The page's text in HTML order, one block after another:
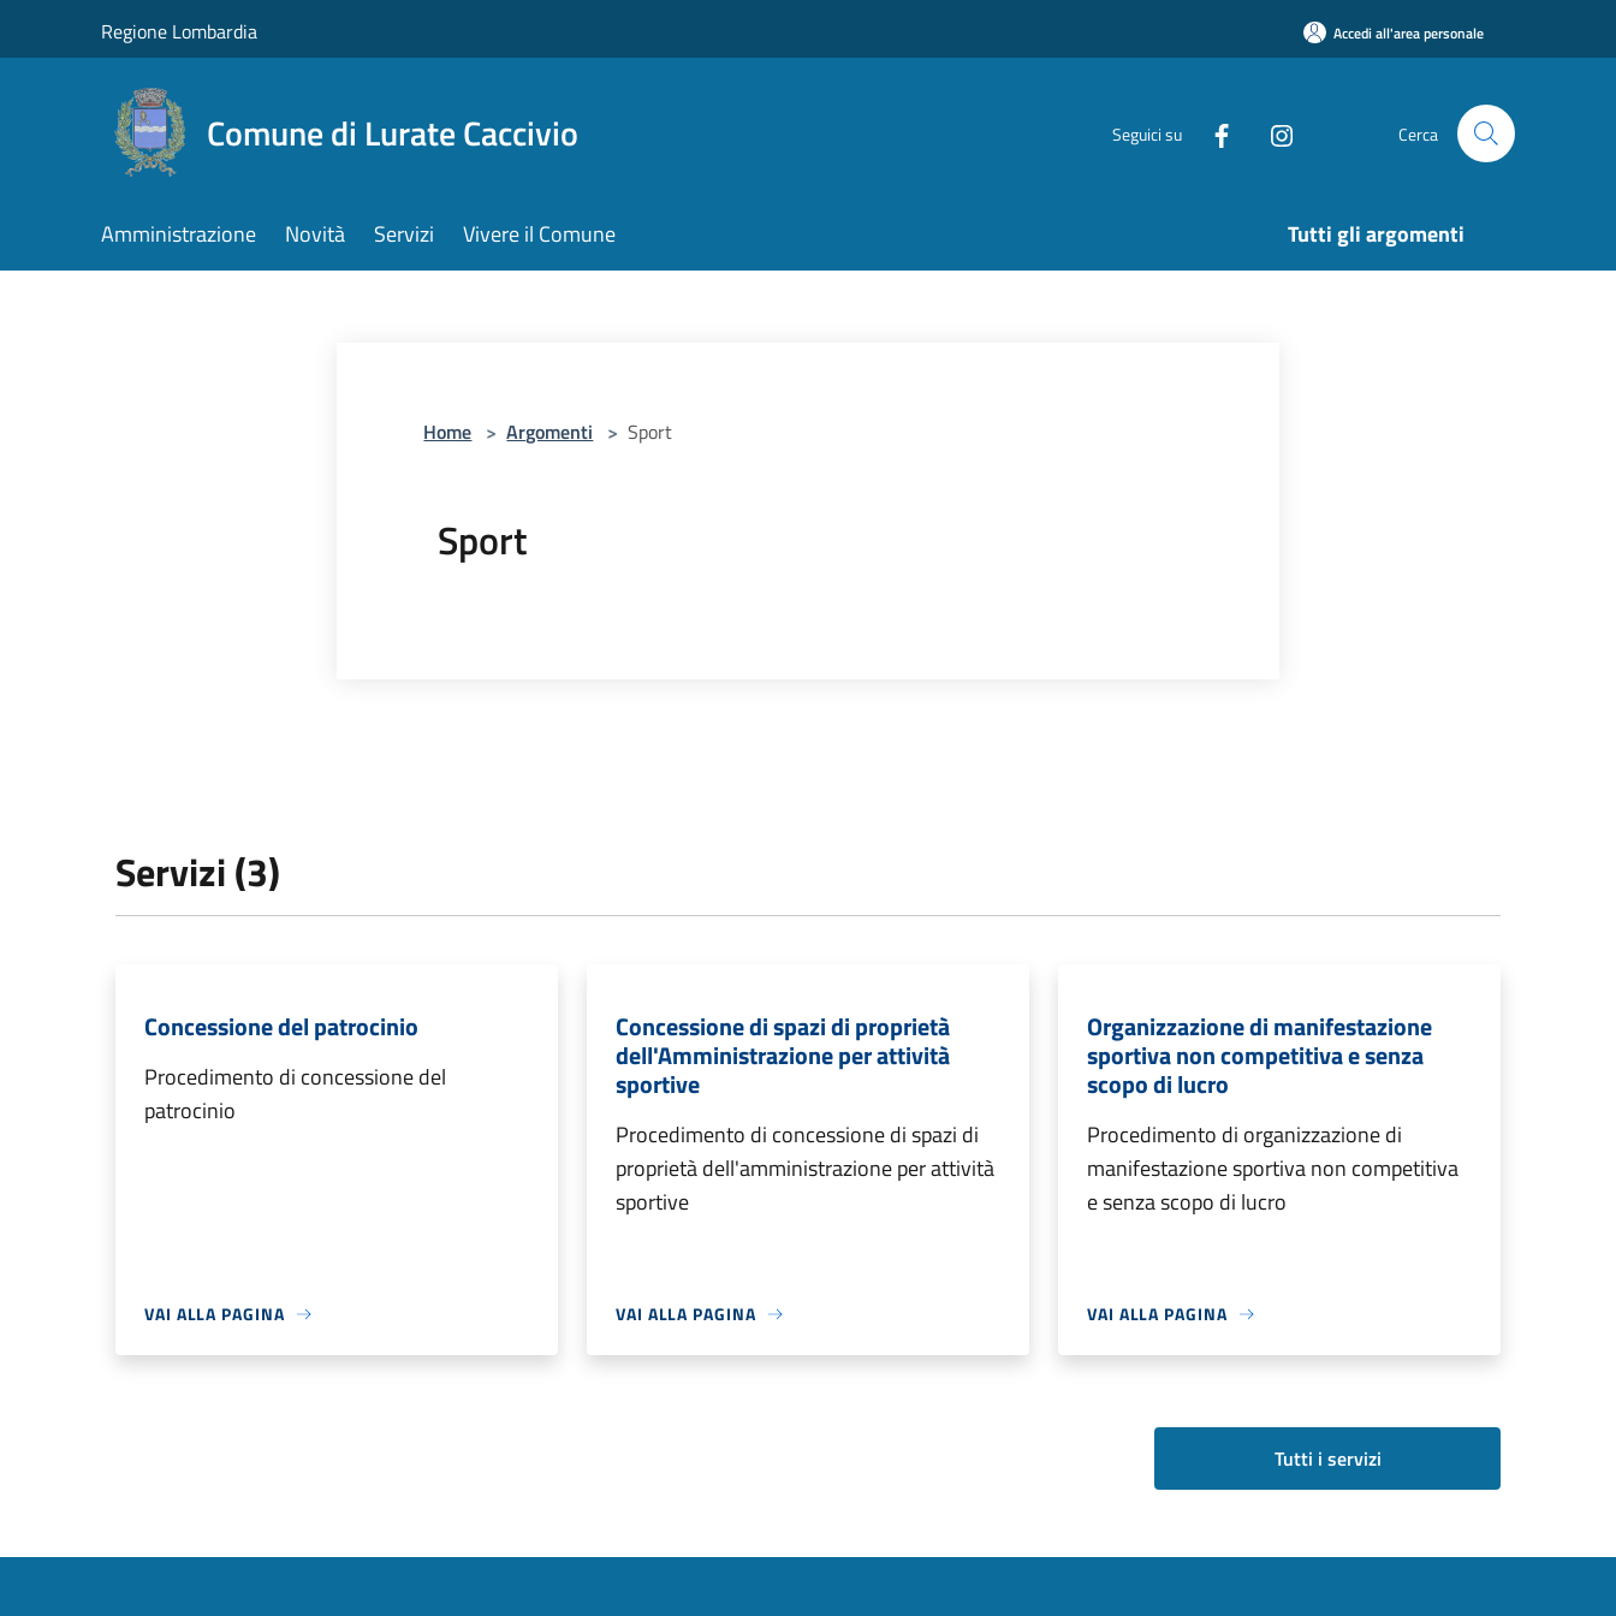
Regione Lombardia Accedi all'area personale
Comune di Lurate Caccivio Seguici su Cerca
Amministrazione Novità Servizi Vivere il Comune Tutti gli argomenti
Home > Argomenti > Sport
Sport
Servizi (3)
Concessione del patrocinio
Procedimento di concessione del
patrocinio
VAI ALLA PAGINA
Concessione di spazi di proprietà
dell'Amministrazione per attività
sportive
Procedimento di concessione di spazi di
proprietà dell'amministrazione per attività
sportive
VAI ALLA PAGINA
Organizzazione di manifestazione
sportiva non competitiva e senza
scopo di lucro
Procedimento di organizzazione di
manifestazione sportiva non competitiva
e senza scopo di lucro
VAI ALLA PAGINA
Tutti i servizi